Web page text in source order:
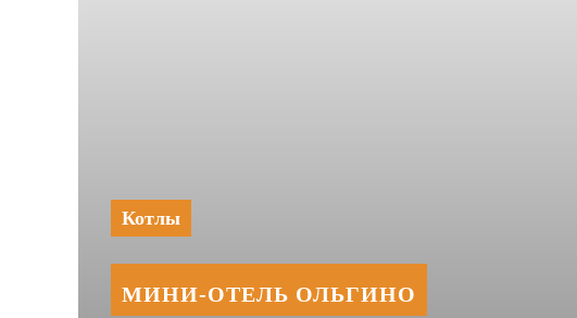
Котлы
МИНИ‑‏ОТЕЛЬ ОЛЬГИНО